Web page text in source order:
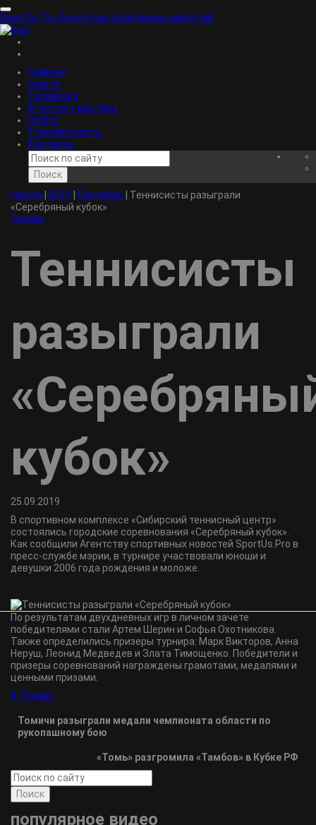
SportUs. Pro Агентство спортивных новостей
Главная
газета
Телевизор
В гостях у мастера
Глобус
Томскiй спортъ
Контакты
Поиск
газета
2019 Сентябрь
Теннисисты разыграли
«Серебряный кубок»
Теннис
Теннисисты
разыграли
кубок»
25.09.2019
В спортивном комплексе «Сибирский теннисный центр»
состоялись городские соревнования «Серебряный кубок».
Как сообщили Агентству спортивных новостей SportUs.Pro в
пресс-службе мэрии, в турнире участвовали юноши и
девушки 2006 года рождения и моложе.
По результатам двухдневных игр в личном зачете
победителями стали Артем Шерин и Софья Охотникова.
Также определились призеры турнира: Марк Викторов, Анна
Неруш, Леонид Медведев и Злата Тимощенко. Победители и
призеры соревнований награждены грамотами, медалями и
ценными призами.
# Теннис
Томичи разыграли медали чемпионата области по
рукопашному бою
«Томь» разгромила «Тамбов» в Кубке РФ
Поиск
популярное видео